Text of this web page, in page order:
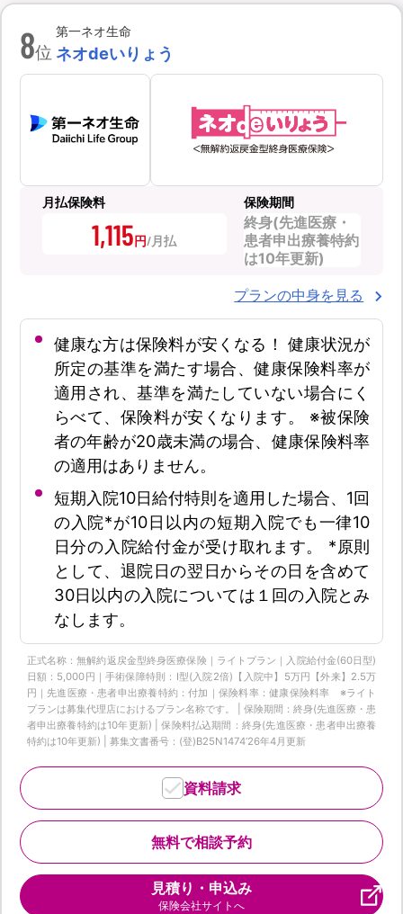
8位
第一ネオ生命
ネオdeいりょう
月払保険料
1,115円
保険期間
終身(先進医療・
患者申出療養特約
は10年更新)
プランの中身を見る
健康な方は保険料が安くなる！ 健康状況が
所定の基準を満たす場合、健康保険料率が
適用され、基準を満たしていない場合にく
らべて、保険料が安くなります。 ※被保険
者の年齢が20歳未満の場合、健康保険料率
の適用はありません。
短期入院10日給付特則を適用した場合、1回
の入院*が10日以内の短期入院でも一律10
日分の入院給付金が受け取れます。 *原則
として、退院日の翌日からその日を含めて
30日以内の入院については１回の入院とみ
なします。
正式名称：無解約返戻金型終身医療保険｜ライトプラン｜入院給付金(60日型)
日額：5,000円｜手術保障特則：Ⅰ型(入院2倍)【入院中】5万円【外来】2.5万
円｜先進医療・患者申出療養特約：付加｜保険料率：健康保険料率 ※ライト
プランは募集代理店におけるプラン名称です。 | 保険期間：終身(先進医療・患
者申出療養特約は10年更新) | 保険料払込期間：終身(先進医療・患者申出療養
特約は10年更新) | 募集文書番号：(登)B25N1474‘26年4月更新
無料で相談予約
資料請求
見積り・申込み
保険会社サイトへ